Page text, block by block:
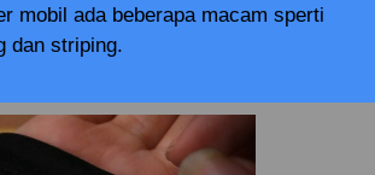
mobil ada beberapa macam sperti
dan striping.